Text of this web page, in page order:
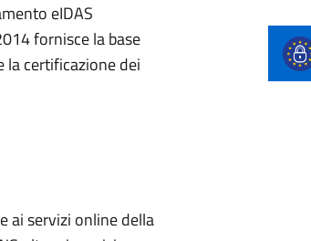
eIDAS
fornisce la base
la certificazione dei
ai servizi online della